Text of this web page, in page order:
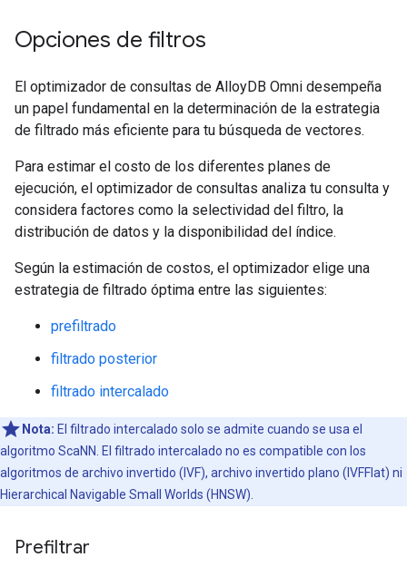
Opciones de filtros
El optimizador de consultas de AlloyDB Omni desempeña
un papel fundamental en la determinación de la estrategia
de filtrado más eficiente para tu búsqueda de vectores.
Para estimar el costo de los diferentes planes de
ejecución, el optimizador de consultas analiza tu consulta y
considera factores como la selectividad del filtro, la
distribución de datos y la disponibilidad del índice.
Según la estimación de costos, el optimizador elige una
estrategia de filtrado óptima entre las siguientes:
prefiltrado
filtrado posterior
filtrado intercalado
Nota: El filtrado intercalado solo se admite cuando se usa el
algoritmo ScaNN. El filtrado intercalado no es compatible con los
algoritmos de archivo invertido (IVF), archivo invertido plano (IVFFlat) ni
Hierarchical Navigable Small Worlds (HNSW).
Prefiltrar